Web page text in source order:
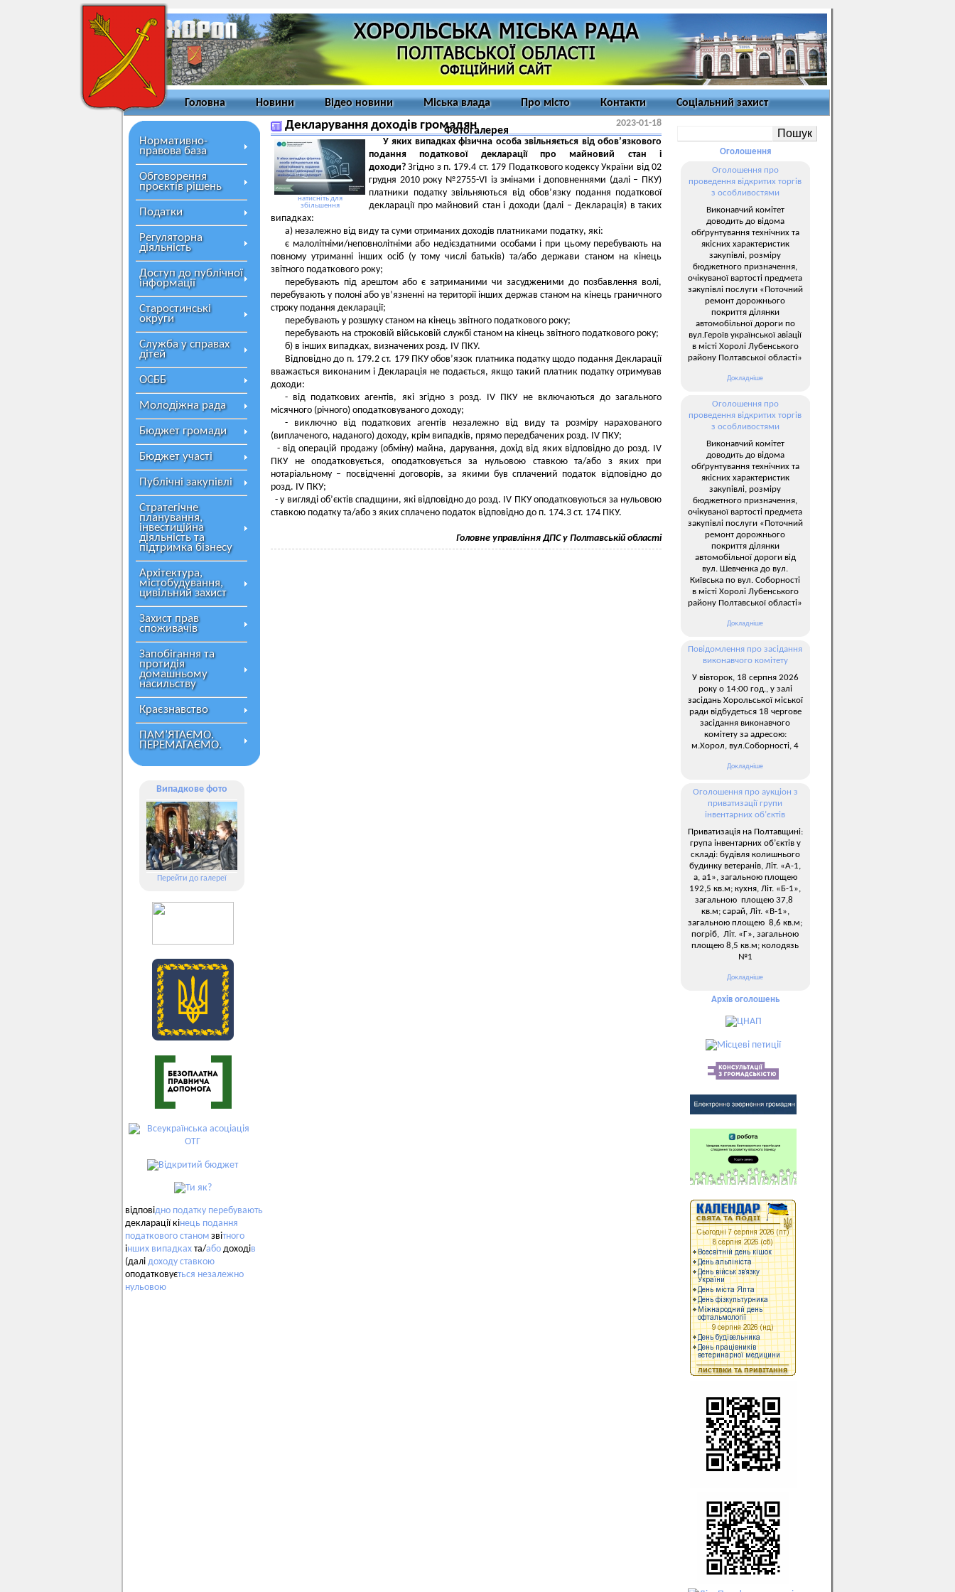
Головна Новини Відео новини Міська влада Про місто Контакти Соціальний захист
Фотогалерея
Нормативно-
правова база
Обговорення
проєктів рішень
Податки
Регуляторна
діяльність
Доступ до публічної
інформації
Старостинські
округи
Служба у справах
дітей
ОСББ
Молодіжна рада
Бюджет громади
Бюджет участі
Публічні закупівлі
Стратегічне
планування,
інвестиційна
діяльність та
підтримка бізнесу
Архітектура,
містобудування,
цивільний захист
Захист прав
споживачів
Запобігання та
протидія
домашньому
насильству
Краєзнавство
ПАМ’ЯТАЄМО.
ПЕРЕМАГАЄМО.
Випадкове фото
Перейти до галереї
відповідно податку перебувають
декларації кінець подання
податкового станом звітного
інших випадках та/або доходів
(далі доходу ставкою
оподатковується незалежно
нульовою
Декларування доходів громадян 2023-01-18
натисніть для
збільшення
У яких випадках фізична особа звільняється від обов’язкового
подання податкової декларації про майновий стан і
доходи?Згідно з п. 179.4 ст. 179 Податкового кодексу України від 02
грудня 2010 року №2755-VI із змінами і доповненнями (далі – ПКУ)
платники податку звільняються від обов’язку подання податкової
декларації про майновий стан і доходи (далі – Декларація) в таких
випадках:
а) незалежно від виду та суми отриманих доходів платниками податку, які:
є малолітніми/неповнолітніми або недієздатними особами і при цьому перебувають на
повному утриманні інших осіб (у тому числі батьків) та/або держави станом на кінець
звітного податкового року;
перебувають під арештом або є затриманими чи засудженими до позбавлення волі,
перебувають у полоні або ув’язненні на території інших держав станом на кінець граничного
строку подання декларації;
перебувають у розшуку станом на кінець звітного податкового року;
перебувають на строковій військовій службі станом на кінець звітного податкового року;
б) в інших випадках, визначених розд. IV ПКУ.
Відповідно до п. 179.2 ст. 179 ПКУ обов’язок платника податку щодо подання Декларації
вважається виконаним і Декларація не подається, якщо такий платник податку отримував
доходи:
- від податкових агентів, які згідно з розд. IV ПКУ не включаються до загального
місячного (річного) оподатковуваного доходу;
- виключно від податкових агентів незалежно від виду та розміру нарахованого
(виплаченого, наданого) доходу, крім випадків, прямо передбачених розд. IV ПКУ;
- від операцій продажу (обміну) майна, дарування, дохід від яких відповідно до розд. IV
ПКУ не оподатковується, оподатковується за нульовою ставкою та/або з яких при
нотаріальному – посвідченні договорів, за якими був сплачений податок відповідно до
розд. IV ПКУ;
- у вигляді об’єктів спадщини, які відповідно до розд. IV ПКУ оподатковуються за нульовою
ставкою податку та/або з яких сплачено податок відповідно до п. 174.3 ст. 174 ПКУ.
Головне управління ДПС у Полтавській області
Оголошення
Оголошення про
проведення відкритих торгів
з особливостями
Виконавчий комітет
доводить до відома
обґрунтування технічних та
якісних характеристик
закупівлі, розміру
бюджетного призначення,
очікуваної вартості предмета
закупівлі послуги «Поточний
ремонт дорожнього
покриття ділянки
автомобільної дороги по
вул.Героїв української авіації
в місті Хоролі Лубенського
району Полтавської області»
Докладніше
Оголошення про
проведення відкритих торгів
з особливостями
Виконавчий комітет
доводить до відома
обґрунтування технічних та
якісних характеристик
закупівлі, розміру
бюджетного призначення,
очікуваної вартості предмета
закупівлі послуги «Поточний
ремонт дорожнього
покриття ділянки
автомобільної дороги від
вул. Шевченка до вул.
Київська по вул. Соборності
в місті Хоролі Лубенського
району Полтавської області»
Докладніше
Повідомлення про засідання
виконавчого комітету
У вівторок, 18 серпня 2026
року о 14:00 год., у залі
засідань Хорольської міської
ради відбудеться 18 чергове
засідання виконавчого
комітету за адресою:
м.Хорол, вул.Соборності, 4
Докладніше
Оголошення про аукціон з
приватизації групи
інвентарних об’єктів
Приватизація на Полтавщині:
група інвентарних об’єктів у
складі: будівля колишнього
будинку ветеранів, Літ. «А-1,
а, а1», загальною площею
192,5 кв.м; кухня, Літ. «Б-1»,
загальною площею 37,8
кв.м; сарай, Літ. «В-1»,
загальною площею 8,6 кв.м;
погріб, Літ. «Г», загальною
площею 8,5 кв.м; колодязь
№1
Докладніше
Архів оголошень